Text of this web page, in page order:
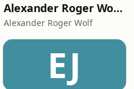
Alexander Roger Wolf - 🎙 Get the Job – Der Podcast für starke Präsenz vor der Kamera & auf Social Media
Alexander Roger Wolf
EJ